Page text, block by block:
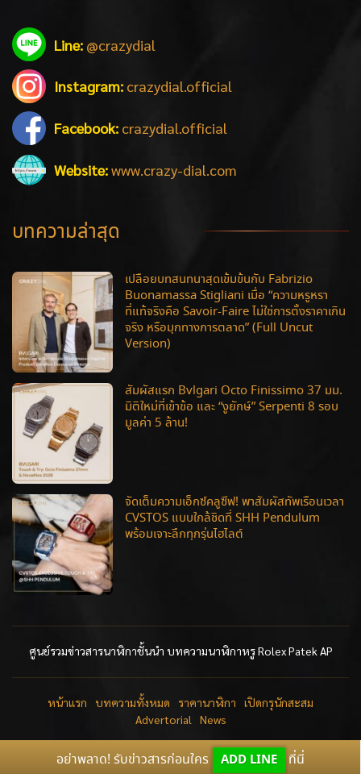
Line: @crazydial
Instagram: crazydial.official
Facebook: crazydial.official
Website:www.crazy-dial.com
บทความล่าสุด
เปลือยบทสนทนาสุดเข้มข้นกับ Fabrizio
Buonamassa Stigliani เมื่อ “ความหรูหรา
ที่แท้จริงคือ Savoir-Faire ไม่ใช่การตั้งราคาเกิน
จริง หรือมุกทางการตลาด” (Full Uncut
Version)
สัมผัสแรก Bvlgari Octo Finissimo 37 มม.
มิติใหม่ที่เข้าข้อ และ “งูยักษ์” Serpenti 8 รอบ
มูลค่า 5 ล้าน!
จัดเต็มความเอ็กซ์คลูซีฟ! พาสัมผัสทัพเรือนเวลา
CVSTOS แบบใกล้ชิดที่ SHH Pendulum
พร้อมเจาะลึกทุกรุ่นไฮไลต์
ศูนย์รวมข่าวสารนาฬิกาชั้นนำ บทความนาฬิกาหรู Rolex Patek AP
หน้าแรก บทความทั้งหมด ราคานาฬิกา
เปิดกรุนักสะสม
Advertorial
News
อย่าพลาด! รับข่าวสารก่อนใคร ADD LINE ที่นี่